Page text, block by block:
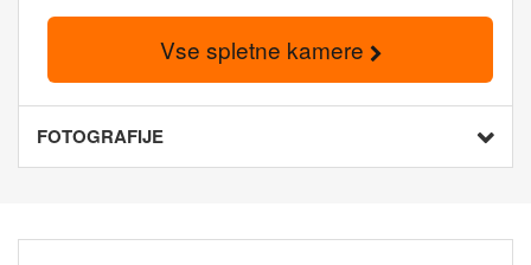
Vse spletne kamere
FOTOGRAFIJE